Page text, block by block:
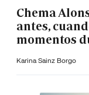
Chema
antes,
momentos
Karina Sainz Borgo